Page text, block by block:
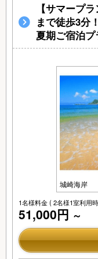
【サマープ
まで徒歩3分
夏期ご宿泊プ
城崎海岸
1名様料金( 2名様1室利用
51,000円 ～